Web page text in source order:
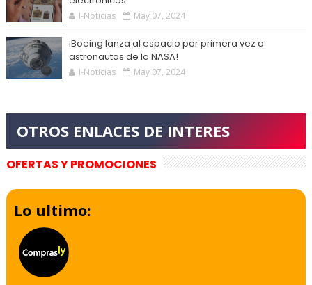
I-Noticias May 07, 2024
¡Boeing lanza al espacio por primera vez a
astronautas de la NASA!
I-Noticias May 07, 2024
OFERTAS Y PROMOCIONES
Lo ultimo: